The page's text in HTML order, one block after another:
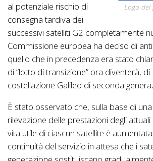
Logo del
al potenziale rischio di
consegna tardiva dei
successivi satelliti G2 completamente
Commissione europea ha deciso di
quello che in precedenza era stato
di “lotto di transizione” ora diventerà, di
costellazione Galileo di seconda
È stato osservato che, sulla base di
rilevazione delle prestazioni degli
vita utile di ciascun satellite è
continuità del servizio in attesa che i